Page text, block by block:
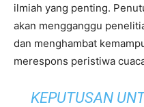
ilmiah yang penting.
akan mengganggu
dan menghambat
merespons peristiwa
KEPUTUSAN